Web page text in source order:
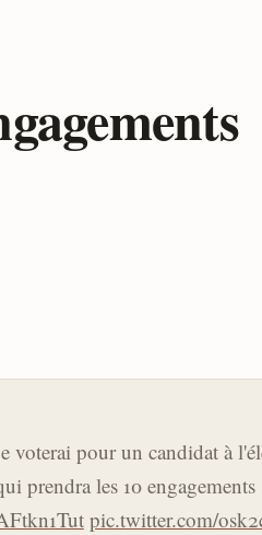
voterai pour un candidat à
prendra les 10
pic.twitter.com/